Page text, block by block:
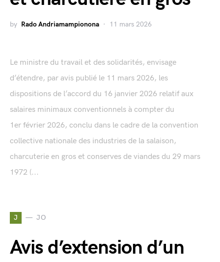
by Rado Andriamampionona 11 mars 2026
Le ministre du travail et des solidarités, envisage
d’étendre, par avis publié le 11 mars 2026, les
dispositions de l’accord du 16 janvier 2026 relatif aux
salaires minimaux conventionnels à compter du
1er février 2026, conclu dans le cadre de la convention
collective nationale des industries de la salaison,
charcuterie en gros et conserves de viandes du 29 mars
1972 (...
J JO
Avis d’extension d’un